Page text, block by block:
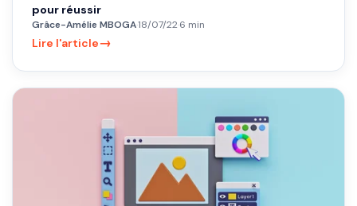
pour réussir
Grâce-Amélie MBOGA·18/07/22·6 min
Lire l'article→